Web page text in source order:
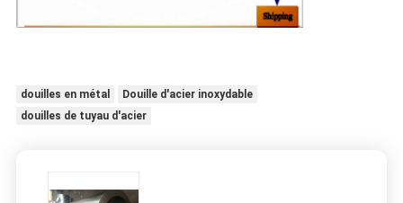
douilles en métal
Douille d'acier inoxydable
douilles de tuyau d'acier